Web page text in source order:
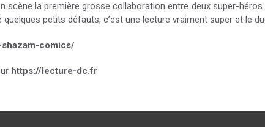
la première grosse collaboration entre deux super-héros
petits défauts, c’est une lecture vraiment super et le
comics/
https://lecture-dc.fr